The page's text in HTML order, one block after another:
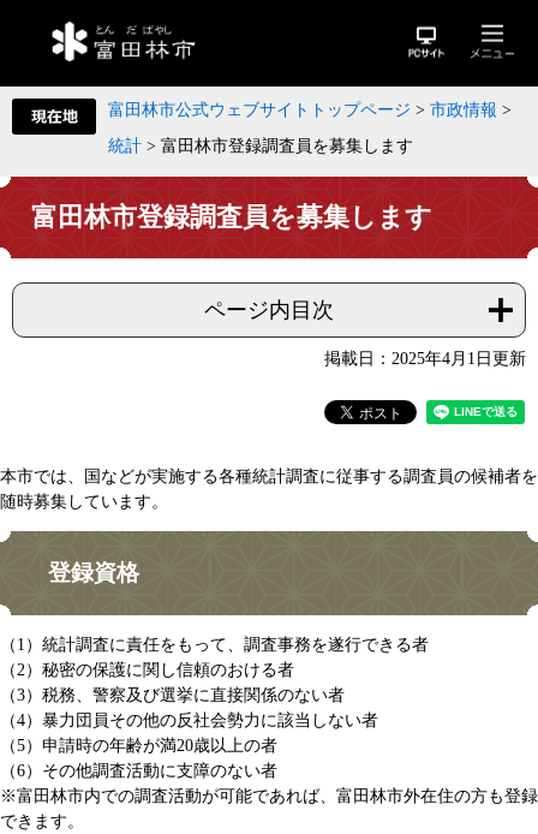
富田林市公式ウェブサイトトップページ > 市政情報 >
統計 > 富田林市登録調査員を募集します
富田林市登録調査員を募集します
ページ内目次
掲載日：2025年4月1日更新
本市では、国などが実施する各種統計調査に従事する調査員の候補者を
随時募集しています。
登録資格
（1）統計調査に責任をもって、調査事務を遂行できる者
（2）秘密の保護に関し信頼のおける者
（3）税務、警察及び選挙に直接関係のない者
（4）暴力団員その他の反社会勢力に該当しない者
（5）申請時の年齢が満20歳以上の者
（6）その他調査活動に支障のない者
※富田林市内での調査活動が可能であれば、富田林市外在住の方も登録
できます。